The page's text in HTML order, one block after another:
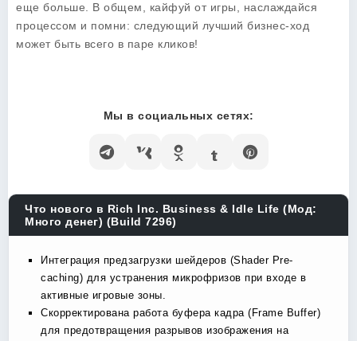
еще больше. В общем, кайфуй от игры, наслаждайся
процессом и помни: следующий лучший бизнес-ход
может быть всего в паре кликов!
Мы в социальных сетях:
Что нового в Rich Inc. Business & Idle Life (Мод:
Много денег) (Build 7296)
Интеграция предзагрузки шейдеров (Shader Pre-
caching) для устранения микрофризов при входе в
активные игровые зоны.
Скорректирована работа буфера кадра (Frame Buffer)
для предотвращения разрывов изображения на